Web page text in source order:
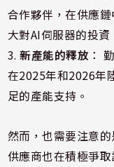
合作夥伴，在供應
大對AI伺服器的投
3.新產能的釋放 ：
在2025年和2026年
足的產能支持。
然而，也需要注意
供應商也在積極爭